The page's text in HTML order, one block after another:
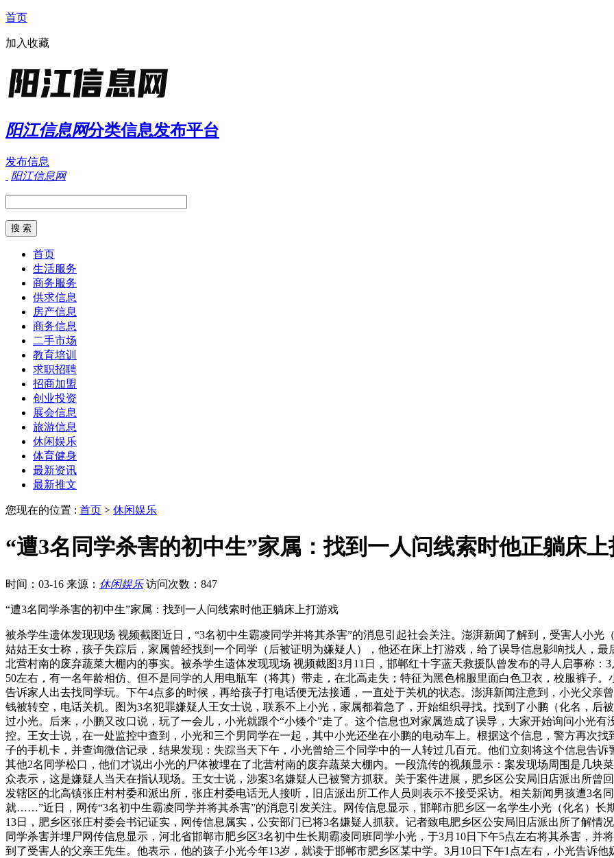
首页
加入收藏
阳江信息网分类信息发布平台
发布信息
阳江信息网
首页
生活服务
商务服务
供求信息
房产信息
商务信息
二手市场
教育培训
求职招聘
招商加盟
创业投资
展会信息
旅游信息
休闲娱乐
体育健身
最新资讯
最新推文
您现在的位置 : 首页 > 休闲娱乐
“遭3名同学杀害的初中生”家属：找到一人问线索时他正躺床
时间：03-16 来源： 休闲娱乐 访问次数：847
“遭3名同学杀害的初中生”家属：找到一人问线索时他正躺床上打游戏
被杀学生遗体发现现场 视频截图近日，“3名初中生霸凌同学并将其杀害”的消息引起社会关注。澎湃新闻了解到，受害人小光
姑姑王女士称，孩子失踪后，家属曾经找到一个同学（后被证明为嫌疑人），他还在床上打游戏，给了误导信息影响找人，
北营村南的废弃蔬菜大棚内的事实。被杀学生遗体发现现场 视频截图3月11日，邯郸红十字蓝天救援队曾发布的寻人启事称：
50左右，有一名年龄相仿、但不是同学的人用电瓶车（将其）带走，在北高走失；特征为黑色棉服里面白色卫衣，校服裤子
告诉家人出去找同学玩。下午4点多的时候，再给孩子打电话便无法接通，一直处于关机的状态。澎湃新闻注意到，小光父亲
钱被转空，电话关机。图为3名犯罪嫌疑人王女士说，联系不上小光，家属都着急了，开始组织寻找。找到了小鹏（化名，后
过小光。后来，小鹏又改口说，玩了一会儿，小光就跟个“小矮个”走了。这个信息也对家属造成了误导，大家开始询问小光
控。王女士说，在一处监控中查到，小光和三个男同学在一起，其中小光还坐在小鹏的电动车上。根据这个信息，警方再次
子的手机卡，并查询微信记录，结果发现：失踪当天下午，小光曾给三个同学中的一人转过几百元。他们立刻将这个信息告
其他2名同学松口，他们才说出小光的尸体被埋在了北营村南的废弃蔬菜大棚内。一段流传的视频显示：案发现场周围是几块
众表示，这是嫌疑人当天在指认现场。王女士说，涉案3名嫌疑人已被警方抓获。关于案件进展，肥乡区公安局旧店派出所曾
发辖区的北高镇张庄村村委和派出所，张庄村委电话无人接听，旧店派出所工作人员则表示不接受采访。相关新闻男孩遭3名
就……”近日，网传“3名初中生霸凌同学并将其杀害”的消息引发关注。网传信息显示，邯郸市肥乡区一名学生小光（化名）长
13日，肥乡区张庄村委会书记证实，网传信息属实，公安部门已将3名嫌疑人抓获。记者致电肥乡区公安局旧店派出所了解情
同学杀害并埋尸网传信息显示，河北省邯郸市肥乡区3名初中生长期霸凌同班同学小光，于3月10日下午5点左右将其杀害，并
到了受害人的父亲王先生。他表示，他的孩子小光今年13岁，就读于邯郸市肥乡区某中学。3月10日下午1点左右，小光告诉